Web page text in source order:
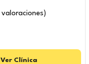
valoraciones )
Ver Clínica